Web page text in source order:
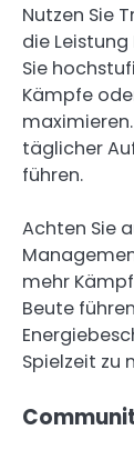
Nutzen Sie
die
Sie
Kämpfe
täglicher
führen.
Achten Sie
mehr
Beute
Spielzeit zu